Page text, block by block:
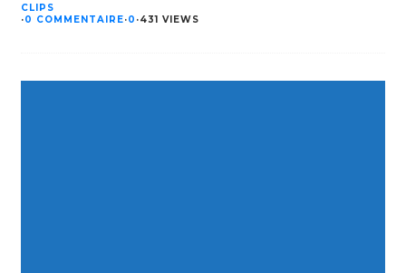
CLIPS
·0 COMMENTAIRE·0 ·431 VIEWS